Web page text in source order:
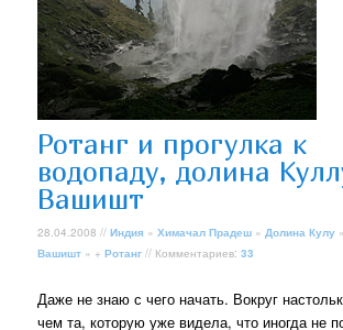
Ротанг и прогулка к
водопаду, долина
Вашишт
28.04.2008 //Индия »Химачал Прадеш »Долина Кулу »
Вашишт » +Ротанг // Комментариев:33
Даже не знаю с чего начать. Вокруг
чем та, которую уже видела, что иногда не